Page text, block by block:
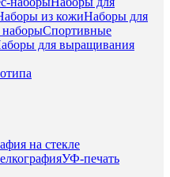
из кожиНаборы для
Спортивные
для выращивания
на стекле
УФ-печать